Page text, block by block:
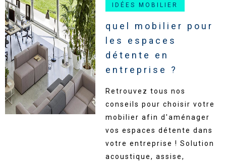
IDÉES MOBILIER
quel mobilier pour
les espaces
détente en
entreprise ?
Retrouvez tous nos
conseils pour choisir votre
mobilier afin d'aménager
vos espaces détente dans
votre entreprise ! Solution
acoustique, assise,